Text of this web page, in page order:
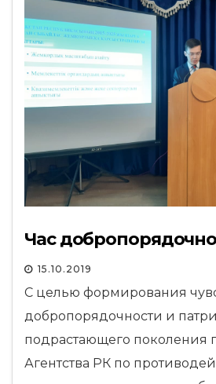
Час
15.10.2019
С целью формирования
добропорядочности и
подрастающего поколения
Агентства РК по